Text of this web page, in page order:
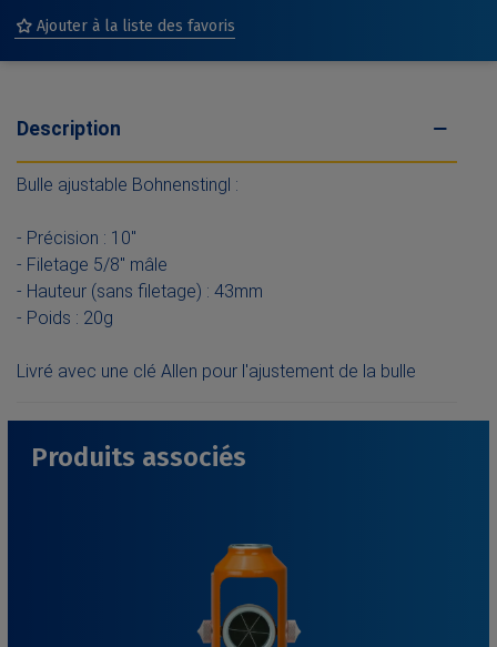
Ajouter à la liste des favoris
Description
Bulle ajustable Bohnenstingl :
- Précision : 10"
- Filetage 5/8" mâle
- Hauteur (sans filetage) : 43mm
- Poids : 20g
Livré avec une clé Allen pour l'ajustement de la bulle
Produits associés